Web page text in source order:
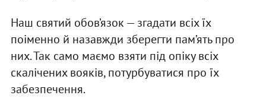
Наш святий обов’язок — згадати всіх їх
поіменно й назавжди зберегти пам’ять про
них. Так само маємо взяти під опіку всіх
скалічених вояків, потурбуватися про їх
забезпечення.